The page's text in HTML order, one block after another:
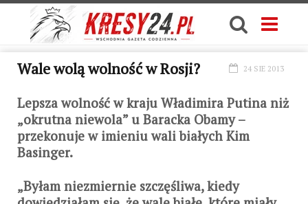
Wale wolą wolność w Rosji? 24 SIE 2013
Lepsza wolność w kraju Władimira Putina niż
„okrutna niewola” u Baracka Obamy –
przekonuje w imieniu wali białych Kim
Basinger.
„Byłam niezmiernie szczęśliwa, kiedy